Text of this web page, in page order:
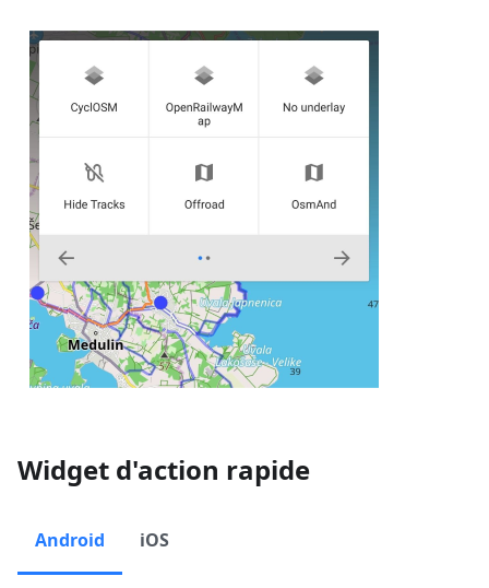
Widget d'action rapide
Android iOS